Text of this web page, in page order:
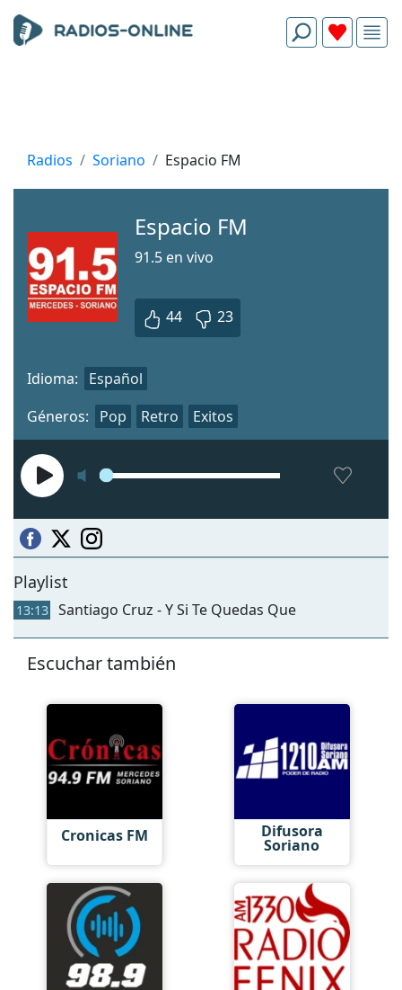
Radios Soriano Espacio FM
Espacio FM
91.5 en vivo
44 23
Géneros: Pop Retro Exitos
Idioma: Español
Playlist
13:13 Santiago Cruz - Y Si Te Quedas Que
Escuchar también
Cronicas FM Difusora
Soriano